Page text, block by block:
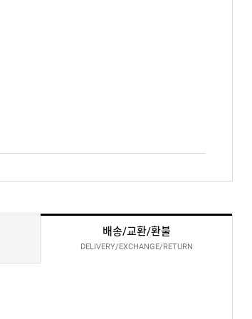
배송/교환/환불
DELIVERY/EXCHANGE/RETURN